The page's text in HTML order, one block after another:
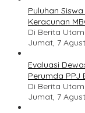
Puluhan
Keracunan
Di Berita
Jumat, 7
Evaluasi
Perumda PPJ
Di Berita
Jumat, 7